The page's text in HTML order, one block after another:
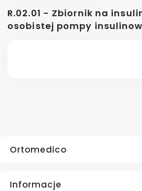
R.02.01 - Zbiornik na
osobistej pompy
Ortomedico
Informacje